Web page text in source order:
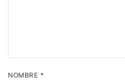
NOMBRE *